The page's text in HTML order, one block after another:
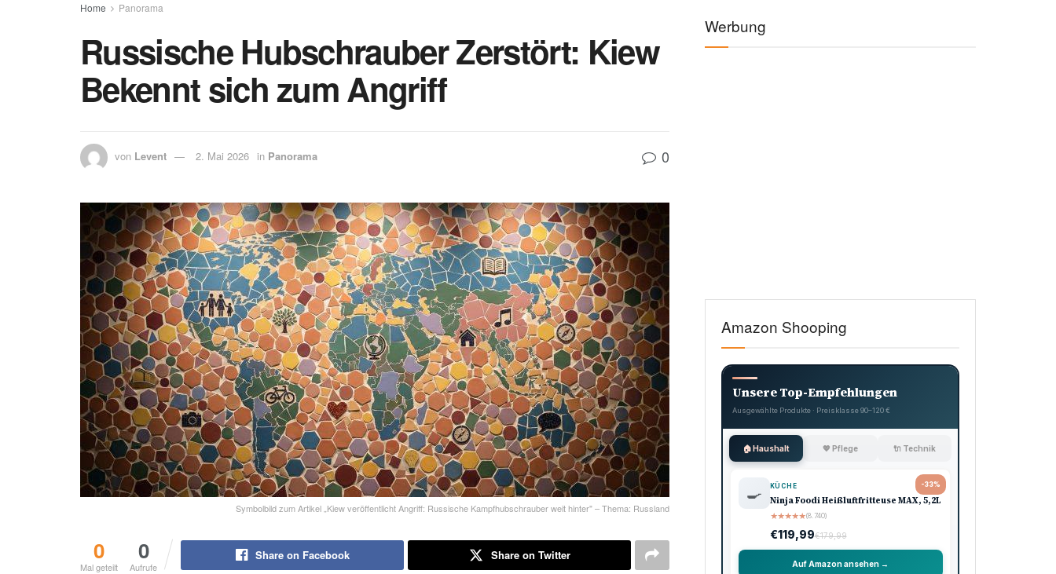
Home Panorama
Russische Hubschrauber Zerstört: Kiew
Bekennt sich zum Angriff
von Levent 2. Mai 2026 in Panorama 0
Symbolbild zum Artikel „Kiew veröffentlicht Angriff: Russische Kampfhubschrauber weit hinter" – Thema: Russland
0
Mal geteilt
0
Aufrufe
Share on Facebook Share on Twitter
Werbung
Amazon Shooping
Unsere Top-Empfehlungen
Ausgewählte Produkte · Preisklasse 90–120 €
🏠 Haushalt 💖 Pflege 🔌 Technik
-33%
🍳 KÜCHE
Ninja Foodi Heißluftfritteuse MAX, 5,2L
★★★★★(8.740)
€119,99€179,99
Auf Amazon ansehen →